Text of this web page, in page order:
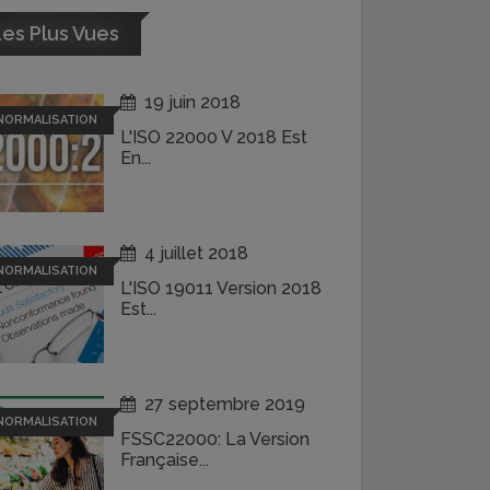
Plus Vues
19 juin 2018
L'ISO 22000 V 2018 Est
En...
4 juillet 2018
L'ISO 19011 Version 2018
Est...
27 septembre 2019
FSSC22000: La Version
Française...